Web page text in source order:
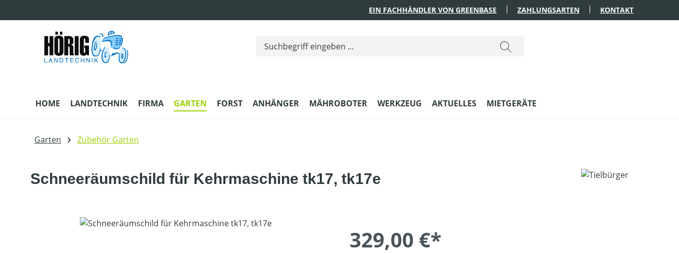
EIN FACHHÄNDLER VON GREENBASE ZAHLUNGSARTEN KONTAKT
HOME LANDTECHNIK FIRMA GARTEN FORST ANHÄNGER MÄHROBOTER WERKZEUG AKTUELLES MIETGERÄTE
Garten Zubehör Garten
Schneeräumschild für Kehrmaschine tk17, tk17e
Bildergalerie überspringen
329,00 €*